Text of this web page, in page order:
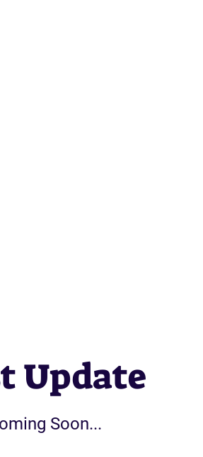
Update
Soon...